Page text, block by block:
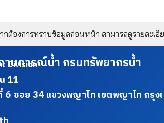
กต้องการทราบข้อมูลก่อนหน้า สามารถดูรายละเอี
านการณ์น้ำ กรมทรัพยากรน้ำ
Division
11
6 ซอย 34 แขวงพญาไท เขตพญาไท กรุ